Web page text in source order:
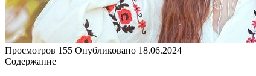
Просмотров 155 Опубликовано 18.06.2024
Содержание